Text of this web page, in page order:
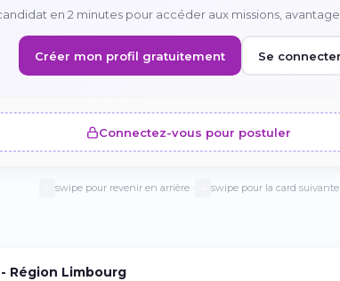
en 2 minutes pour accéder aux missions,
Créer mon profil gratuitement Se connecter
Connectez-vous pour postuler
swipe pour revenir en arrière · swipe pour la card suivante
Région Limbourg
l'app sur l'App Store